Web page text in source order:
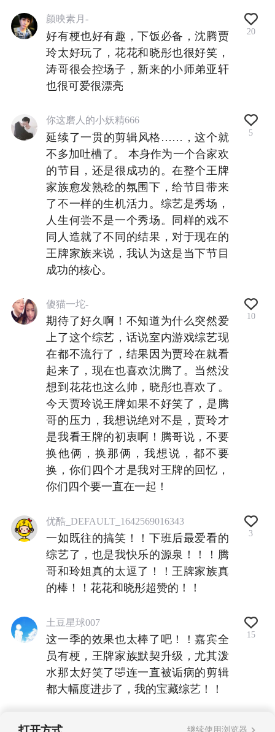
颜映素月-
好有梗也好有趣，下饭必备，沈腾贾
玲太好玩了，花花和晓彤也很好笑，
涛哥很会控场子，新来的小师弟亚轩
也很可爱很漂亮
20
你这磨人的小妖精666
延续了一贯的剪辑风格……，这个就
不多加吐槽了。 本身作为一个合家欢
的节目，还是很成功的。在整个王牌
家族愈发熟稔的氛围下，给节目带来
了不一样的生机活力。综艺是秀场，
人生何尝不是一个秀场。同样的戏不
同人造就了不同的结果，对于现在的
王牌家族来说，我认为这是当下节目
成功的核心。
5
傻猫一坨-
期待了好久啊！不知道为什么突然爱
上了这个综艺，话说室内游戏综艺现
在都不流行了，结果因为贾玲在就看
起来了，现在也喜欢沈腾了。当然没
想到花花也这么帅，晓彤也喜欢了。
今天贾玲说王牌如果不好笑了，是腾
哥的压力，我想说绝对不是，贾玲才
是我看王牌的初衷啊！腾哥说，不要
换他俩，换那俩，我想说，都不要
换，你们四个才是我对王牌的回忆，
你们四个要一直在一起！
10
优酷_DEFAULT_1642569016343
一如既往的搞笑！！下班后最爱看的
综艺了，也是我快乐的源泉！！！腾
哥和玲姐真的太逗了！！王牌家族真
的棒！！花花和晓彤超赞的！！
3
土豆星球007
这一季的效果也太棒了吧！！嘉宾全
员有梗，王牌家族默契升级，尤其泼
水那太好笑了🤣连一直被诟病的剪辑
都大幅度进步了，我的宝藏综艺！！
15
继续使用浏览器